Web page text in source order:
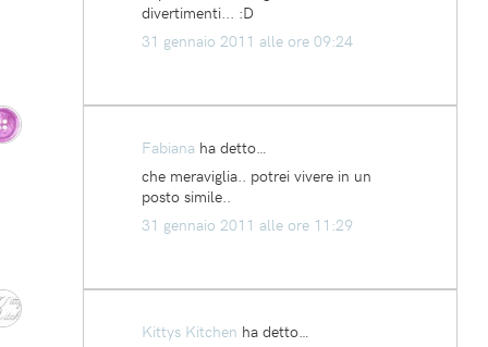
divertimenti... :D
31 gennaio 2011 alle ore 09:24
Fabiana ha detto…
che meraviglia.. potrei vivere in un
posto simile..
31 gennaio 2011 alle ore 11:29
Kittys Kitchen ha detto…